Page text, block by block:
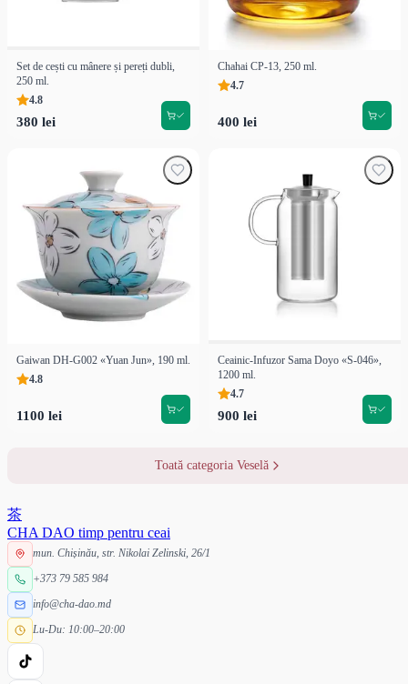
Set de cești cu mânere și pereți dubli,
250 ml.
4.8
380 lei
Chahai CP-13, 250 ml.
4.7
400 lei
Gaiwan DH-G002 «Yuan Jun», 190 ml.
4.8
1100 lei
Ceainic-Infuzor Sama Doyo «S-046»,
1200 ml.
4.7
900 lei
Toată categoria Veselă
茶
CHA DAO timp pentru ceai
mun. Chișinău, str. Nikolai Zelinski, 26/1
+373 79 585 984
info@cha-dao.md
Lu-Du: 10:00–20:00